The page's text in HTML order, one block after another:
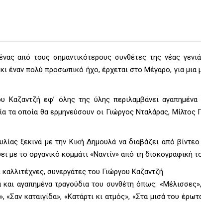
από τους σημαντικότερους συνθέτες της νέας
έναν πολύ προσωπικό ήχο, έρχεται στο Μέγαρο, για
Καζαντζή εφ’ όλης της ύλης περιλαμβάνει
τα οποία θα ερμηνεύσουν οι Γιώργος Νταλάρας,
ξεκινά με την Κική Δημουλά να διαβάζει από
με το οργανικό κομμάτι «Ναντίν» από τη δισκογραφική
συνεργάτες του Γιώργου Καζαντζή
αγαπημένα τραγούδια του συνθέτη όπως:
«Σαν καταιγίδα», «Κατάρτι κι ατμός», «Στα μισά του